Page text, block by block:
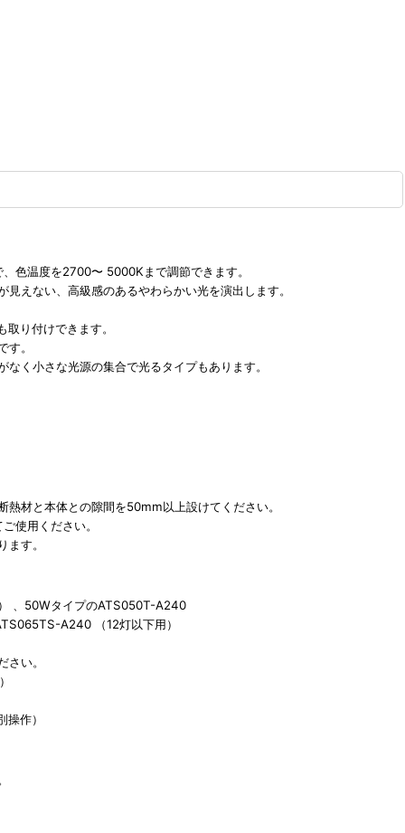
色温度を2700〜 5000Kまで調節できます。
えない、高級感のあるやわらかい光を演出します。
り付けできます。
。
く小さな光源の集合で光るタイプもあります。
材と本体との隙間を50mm以上設けてください。
使用ください。
す。
、50WタイプのATS050T-A240
A240 （12灯以下用）
い。
作）